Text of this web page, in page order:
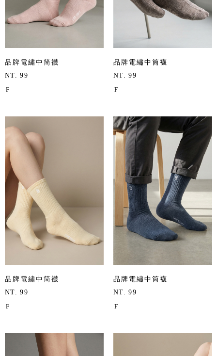
品牌電繡中筒襪
NT. 99
F
品牌電繡中筒襪
NT. 99
F
品牌電繡中筒襪
NT. 99
F
品牌電繡中筒襪
NT. 99
F